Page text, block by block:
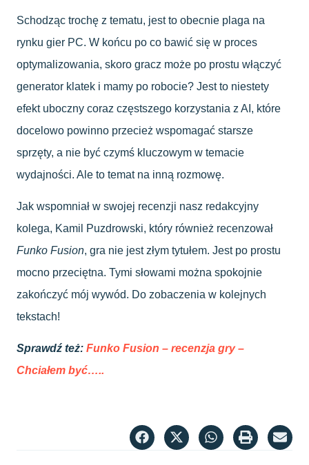
Schodząc trochę z tematu, jest to obecnie plaga na
rynku gier PC. W końcu po co bawić się w proces
optymalizowania, skoro gracz może po prostu włączyć
generator klatek i mamy po robocie? Jest to niestety
efekt uboczny coraz częstszego korzystania z AI, które
docelowo powinno przecież wspomagać starsze
sprzęty, a nie być czymś kluczowym w temacie
wydajności. Ale to temat na inną rozmowę.
Jak wspomniał w swojej recenzji nasz redakcyjny
kolega, Kamil Puzdrowski, który również recenzował
Funko Fusion, gra nie jest złym tytułem. Jest po prostu
mocno przeciętna. Tymi słowami można spokojnie
zakończyć mój wywód. Do zobaczenia w kolejnych
tekstach!
Sprawdź też: Funko Fusion – recenzja gry –
Chciałem być…..